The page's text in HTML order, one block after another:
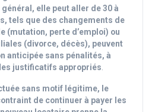
elle peut aller de 30 à
tels que des changements de
(mutation, perte d’emploi) ou
(divorce, décès), peuvent
anticipée sans pénalités, à
justificatifs appropriés
sans motif légitime, le
de continuer à payer les